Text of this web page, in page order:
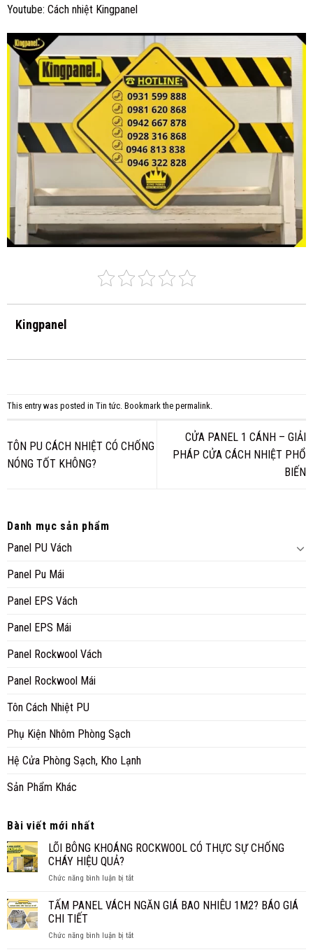
Youtube: Cách nhiệt Kingpanel
Kingpanel
This entry was posted in Tin tức. Bookmark the permalink.
TÔN PU CÁCH NHIỆT CÓ CHỐNG
NÓNG TỐT KHÔNG?
CỬA PANEL 1 CÁNH – GIẢI
PHÁP CỬA CÁCH NHIỆT PHỔ
BIẾN
Danh mục sản phẩm
Panel PU Vách
Panel Pu Mái
Panel EPS Vách
Panel EPS Mái
Panel Rockwool Vách
Panel Rockwool Mái
Tôn Cách Nhiệt PU
Phụ Kiện Nhôm Phòng Sạch
Hệ Cửa Phòng Sạch, Kho Lạnh
Sản Phẩm Khác
Bài viết mới nhất
LÕI BÔNG KHOÁNG ROCKWOOL CÓ THỰC SỰ CHỐNG
CHÁY HIỆU QUẢ?
Chức năng bình luận bị tắtở
BÔNG
CÓ
TẤM PANEL VÁCH NGĂN GIÁ BAO NHIÊU 1M2? BÁO GIÁ
CHI TIẾT
Chức năng bình luận bị tắtở